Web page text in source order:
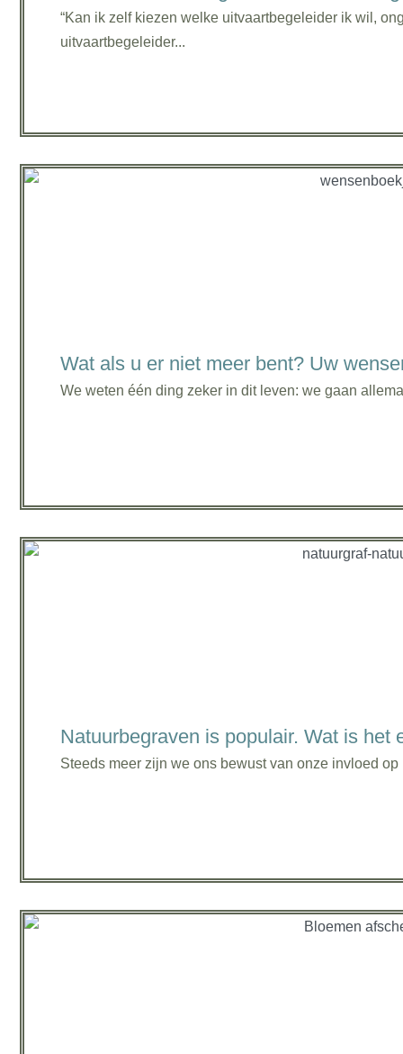
“Kan ik zelf kiezen welke uitvaartbegeleider ik wil,
uitvaartbegeleider...
Wat als u er niet meer bent? Uw
We weten één ding zeker in dit leven: we gaan
Natuurbegraven is populair. Wat is het
Steeds meer zijn we ons bewust van onze invloed